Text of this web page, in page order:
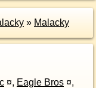
» Malacky
¤, Eagle Bros ¤,